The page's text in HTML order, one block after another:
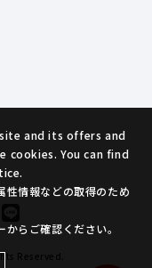
Reserved.
and its offers and
cookies. You can find
性情報などの取得のため
らご確認ください。